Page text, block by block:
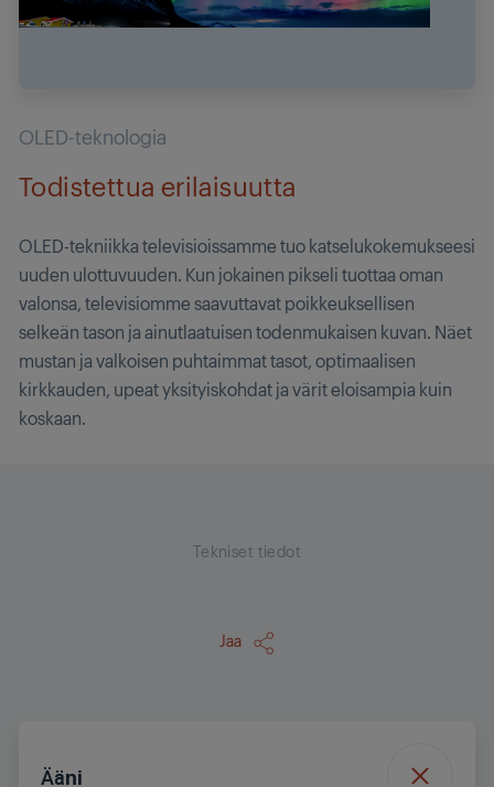
OLED-teknologia
Todistettua erilaisuutta
OLED-tekniikka televisioissamme tuo katselukokemukseesi
uuden ulottuvuuden. Kun jokainen pikseli tuottaa oman
valonsa, televisiomme saavuttavat poikkeuksellisen
selkeän tason ja ainutlaatuisen todenmukaisen kuvan. Näet
mustan ja valkoisen puhtaimmat tasot, optimaalisen
kirkkauden, upeat yksityiskohdat ja värit eloisampia kuin
koskaan.
Tekniset tiedot
Jaa
Ääni